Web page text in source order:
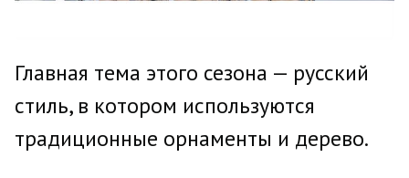
Главная тема этого сезона — русский
стиль, в котором используются
традиционные орнаменты и дерево.